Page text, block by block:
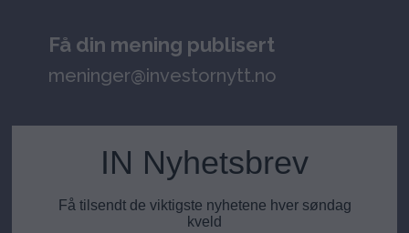
Få din mening publisert
meninger@investornytt.no
IN Nyhetsbrev
Få tilsendt de viktigste nyhetene hver søndag
kveld